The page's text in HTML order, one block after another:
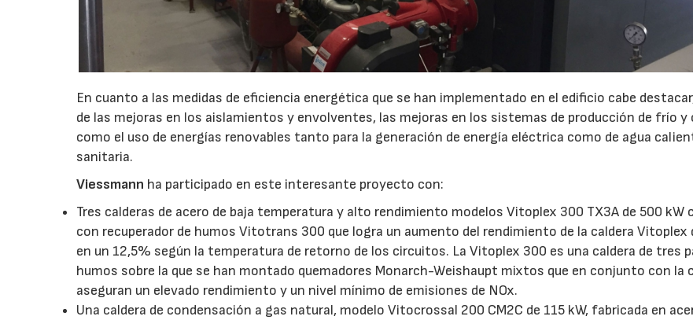
En cuanto a las medidas de eficiencia energética que se han implementado en el edificio cabe
de las mejoras en los aislamientos y envolventes, las mejoras en los sistemas de producción de frío y
como el uso de energías renovables tanto para la generación de energía eléctrica como de agua
sanitaria.
Viessmann ha participado en este interesante proyecto con:
Tres calderas de acero de baja temperatura y alto rendimiento modelos Vitoplex 300 TX3A de 500 kW
con recuperador de humos Vitotrans 300 que logra un aumento del rendimiento de la caldera Vitoplex
en un 12,5% según la temperatura de retorno de los circuitos. La Vitoplex 300 es una caldera de tres
humos sobre la que se han montado quemadores Monarch-Weishaupt mixtos que en conjunto con la
aseguran un elevado rendimiento y un nivel mínimo de emisiones de NOx.
Una caldera de condensación a gas natural, modelo Vitocrossal 200 CM2C de 115 kW, fabricada en
28/07/2026 30/07/2026